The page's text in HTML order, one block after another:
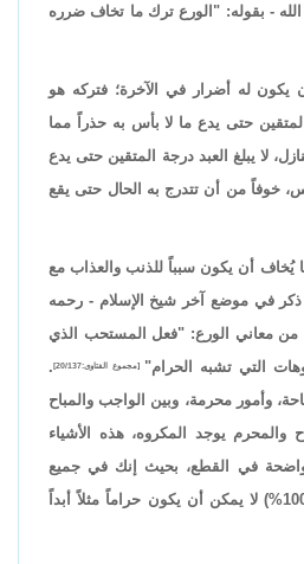
- بقوله: "الورع ترك ما تخاف ضرره
له أضرار في الآخرة؛ فتركه هو
المتقين حتى يدع ما لا بأس به حذراً مما
لا يبلغ العبد درجة المتقين حتى يدع
خوفاً من أن تتدرج به الحال حتى يقع
يُخاف أن يكون سبباً للذنب والعذاب مع
في موضع آخر شيخ الإسلام - رحمه
من معاني الورع: "فعل المستحب الذي
التي تشبه الحرام" [مجموع الفتاوى:20/137]
.
وأمور محرمة، وبين الواجب والمباح
والمحرم يوجد المكروه، هذه الأشياء
في القطع، بحيث إنك في جميع
الحالات تقول: هذا مكروه (100%) لا يمكن أن يكون حراماً مثلاً أبداً